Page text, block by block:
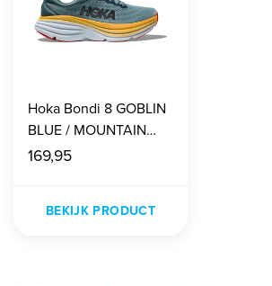
Hoka Bondi 8 GOBLIN
BLUE / MOUNTAIN
SPRING Heren
169,95
BEKIJK PRODUCT